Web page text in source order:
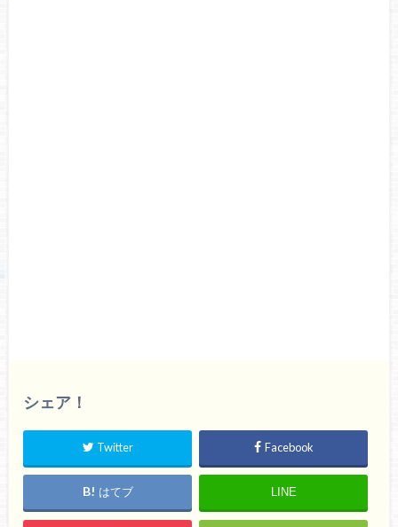
シェア！
Twitter Facebook
はてブ LINE